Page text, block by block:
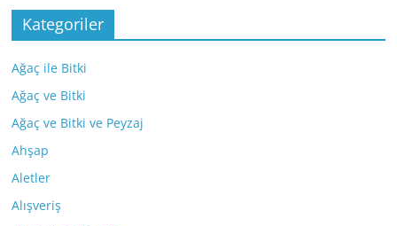
Kategoriler
Ağaç ile Bitki
Ağaç ve Bitki
Ağaç ve Bitki ve Peyzaj
Ahşap
Aletler
Alışveriş